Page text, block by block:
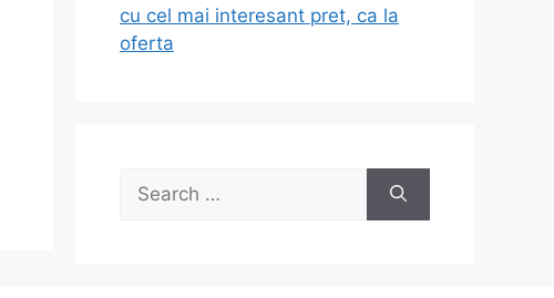
cu cel mai interesant pret, ca la
oferta
Search
for: